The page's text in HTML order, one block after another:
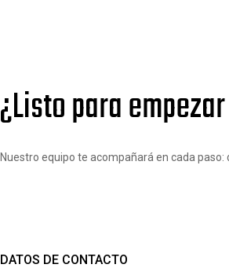
¿Listo para
Nuestro equipo te acompañará en cada
DATOS DE CONTACTO